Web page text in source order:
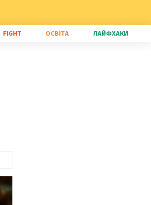
FIGHT ОСВІТА ЛАЙФХАКИ